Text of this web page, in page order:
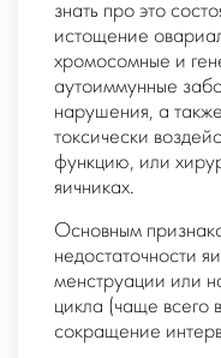
знать про это
истощение
хромосомные и
аутоиммунные
нарушения, а
токсически
функцию, или
яичниках.
Основным
недостаточности
менструации или
цикла (чаще всего
сокращение